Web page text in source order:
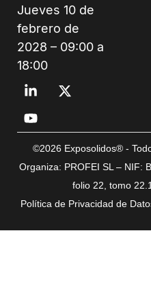
Jueves 10 de
febrero de
2028 – 09:00 a
18:00
©2026 Exposolidos® -
Organiza: PROFEI SL – NIF:
folio 22, tomo
Política de Privacidad de